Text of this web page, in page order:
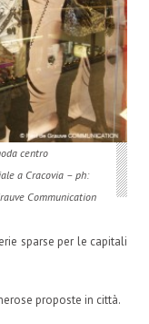
centro
a Cracovia – ph:
Communication
sparse per le capitali
proposte in città.